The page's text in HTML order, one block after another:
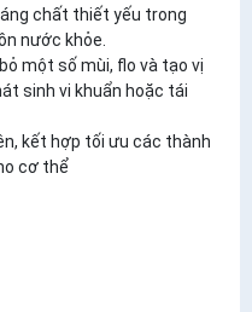
chất thiết yếu trong
nước khỏe.
một số mùi, flo và tạo vị
sinh vi khuẩn hoặc tái
kết hợp tối ưu các thành
cơ thể